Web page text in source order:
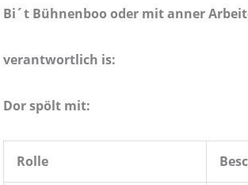
Bi´t Bühnenboo oder mit anner
verantwortlich is:
Dor spölt mit:
Rolle